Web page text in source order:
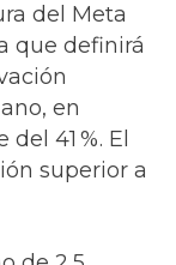
del Meta
que definirá
en
41 %. El
superior a